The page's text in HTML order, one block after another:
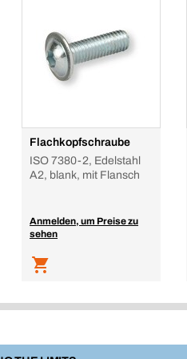
Flachkopfschraube
ISO 7380-2, Edelstahl
A2, blank, mit Flansch
Anmelden, um Preise zu
sehen